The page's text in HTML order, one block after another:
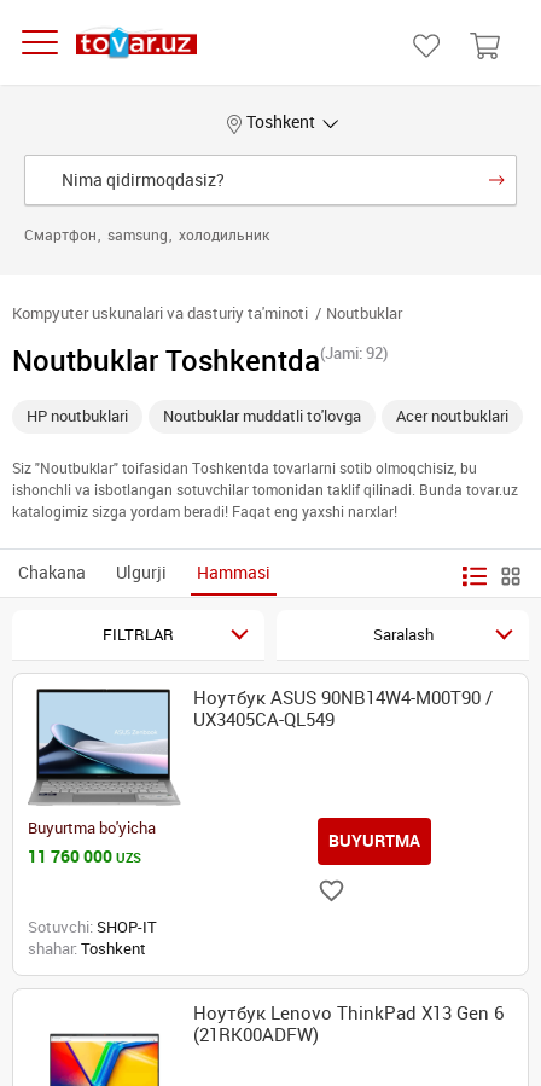
Toshkent
Смартфон samsung холодильник
Kompyuter uskunalari va dasturiy ta'minoti Noutbuklar
Noutbuklar Toshkentda(Jami: 92)
HP noutbuklari Noutbuklar muddatli to'lovga Acer noutbuklari
Siz "Noutbuklar" toifasidan Toshkentda tovarlarni sotib olmoqchisiz, bu
ishonchli va isbotlangan sotuvchilar tomonidan taklif qilinadi. Bunda tovar.uz
katalogimiz sizga yordam beradi! Faqat eng yaxshi narxlar!
Chakana Ulgurji Hammasi
FILTRLAR Saralash
Ноутбук ASUS 90NB14W4-M00T90 /
UX3405CA-QL549
Buyurtma bo'yicha
11 760 000 UZS
BUYURTMA
Sotuvchi: SHOP-IT
shahar: Toshkent
Ноутбук Lenovo ThinkPad X13 Gen 6
(21RK00ADFW)